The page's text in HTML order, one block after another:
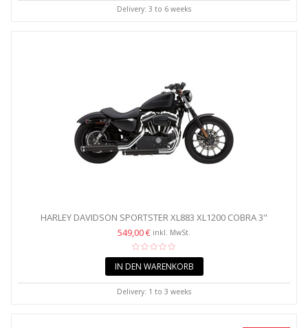
Delivery: 3 to 6 weeks
HARLEY DAVIDSON SPORTSTER XL883 XL1200 COBRA 3"
SLASHCUT...
549,00 € inkl. MwSt.
IN DEN WARENKORB
Delivery: 1 to 3 weeks